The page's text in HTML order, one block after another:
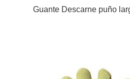
Guante Descarne puño